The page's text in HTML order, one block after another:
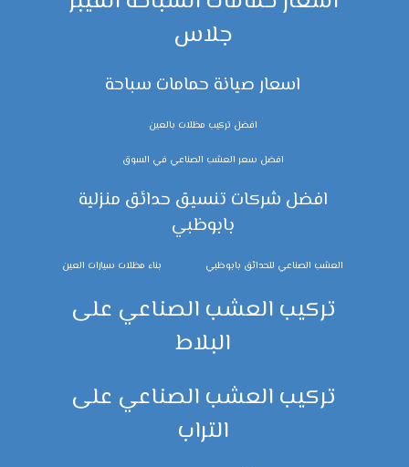
جلاس
اسعار صيانة حمامات سباحة
افضل تركيب مظلات بالعين
افضل سعر العشب الصناعي في السوق
افضل شركات تنسيق حدائق منزلية
بابوظبي
العشب الصناعي للحدائق بابوظبي بناء مظلات سيارات العين
تركيب العشب الصناعي على
البلاط
تركيب العشب الصناعي على
التراب